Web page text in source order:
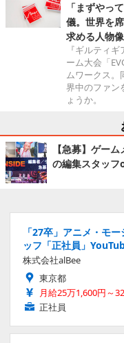
「まずやっ
儀。世界を
求める人物
『ギルティ
ーム大会「
ムワークス。
界中のファン
ょうか。
【急募】ゲー
の編集スタッフ
「27卒」アニメ・モ
ッフ「正社員」
株式会社alBee
東京都
月給25万1,600円～
正社員